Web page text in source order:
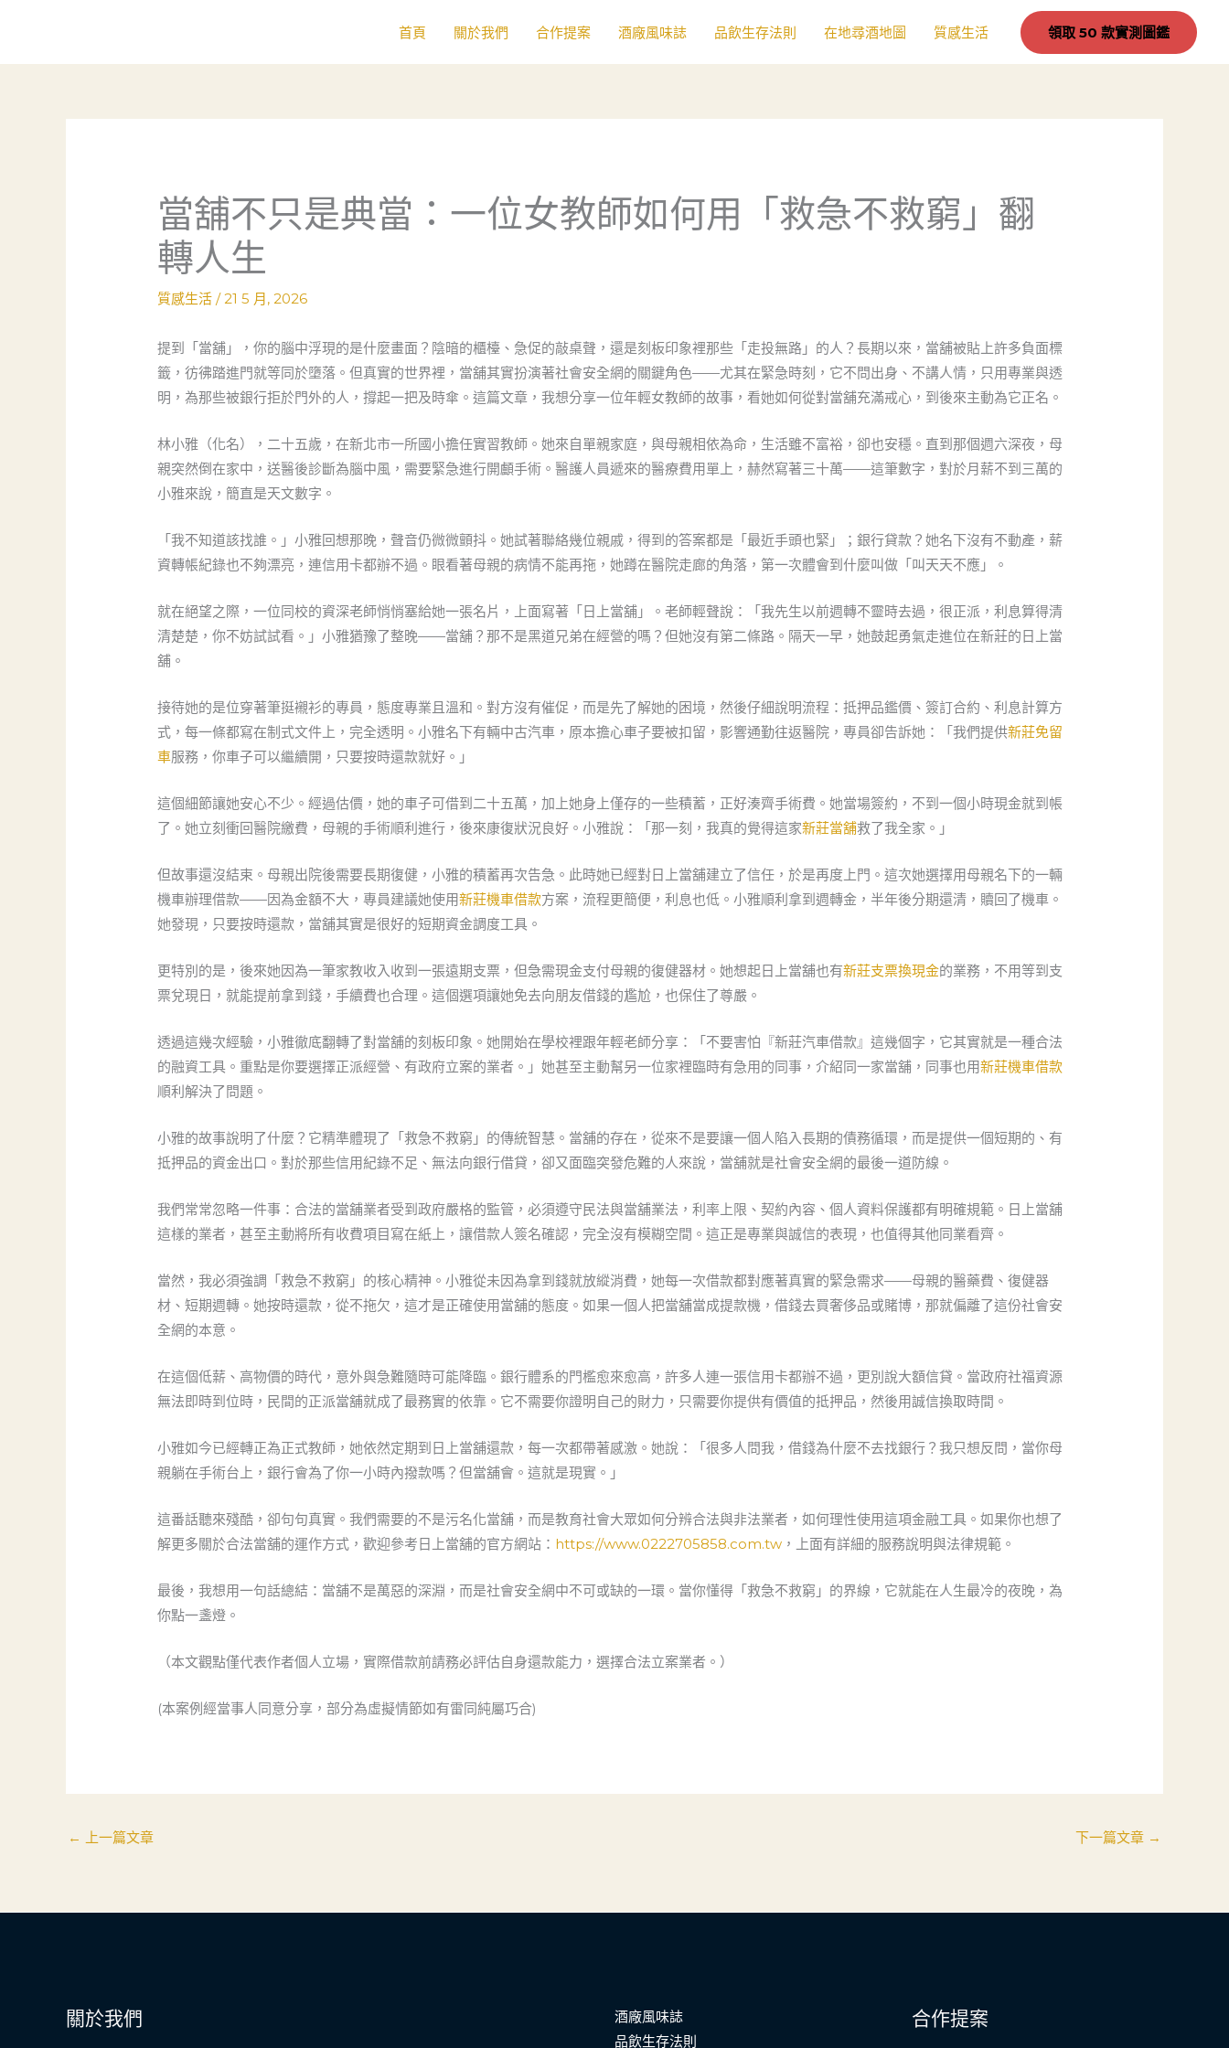
主
首頁 關於我們 合作提案 酒廠風味誌 品飲生存法則 在地尋酒地圖 質感生活 領取 50 款實測圖鑑
當舖不只是典當：一位女教師如何用「救急不救窮」翻
轉人生
質感生活 /21 5 月, 2026
提到「當舖」，你的腦中浮現的是什麼畫面？陰暗的櫃檯、急促的敲桌聲，還是刻板印象裡那些「走投無路」的人？長期以來，當舖被貼上許多負面標
籤，彷彿踏進門就等同於墮落。但真實的世界裡，當舖其實扮演著社會安全網的關鍵角色——尤其在緊急時刻，它不問出身、不講人情，只用專業與透
明，為那些被銀行拒於門外的人，撐起一把及時傘。這篇文章，我想分享一位年輕女教師的故事，看她如何從對當舖充滿戒心，到後來主動為它正名。
林小雅（化名），二十五歲，在新北市一所國小擔任實習教師。她來自單親家庭，與母親相依為命，生活雖不富裕，卻也安穩。直到那個週六深夜，母
親突然倒在家中，送醫後診斷為腦中風，需要緊急進行開顱手術。醫護人員遞來的醫療費用單上，赫然寫著三十萬——這筆數字，對於月薪不到三萬的
小雅來說，簡直是天文數字。
「我不知道該找誰。」小雅回想那晚，聲音仍微微顫抖。她試著聯絡幾位親戚，得到的答案都是「最近手頭也緊」；銀行貸款？她名下沒有不動產，薪
資轉帳紀錄也不夠漂亮，連信用卡都辦不過。眼看著母親的病情不能再拖，她蹲在醫院走廊的角落，第一次體會到什麼叫做「叫天天不應」。
就在絕望之際，一位同校的資深老師悄悄塞給她一張名片，上面寫著「日上當舖」。老師輕聲說：「我先生以前週轉不靈時去過，很正派，利息算得清
清楚楚，你不妨試試看。」小雅猶豫了整晚——當舖？那不是黑道兄弟在經營的嗎？但她沒有第二條路。隔天一早，她鼓起勇氣走進位在新莊的日上當
舖。
接待她的是位穿著筆挺襯衫的專員，態度專業且溫和。對方沒有催促，而是先了解她的困境，然後仔細說明流程：抵押品鑑價、簽訂合約、利息計算方
式，每一條都寫在制式文件上，完全透明。小雅名下有輛中古汽車，原本擔心車子要被扣留，影響通勤往返醫院，專員卻告訴她：「我們提供新莊免留
車服務，你車子可以繼續開，只要按時還款就好。」
這個細節讓她安心不少。經過估價，她的車子可借到二十五萬，加上她身上僅存的一些積蓄，正好湊齊手術費。她當場簽約，不到一個小時現金就到帳
了。她立刻衝回醫院繳費，母親的手術順利進行，後來康復狀況良好。小雅說：「那一刻，我真的覺得這家新莊當舖救了我全家。」
但故事還沒結束。母親出院後需要長期復健，小雅的積蓄再次告急。此時她已經對日上當舖建立了信任，於是再度上門。這次她選擇用母親名下的一輛
機車辦理借款——因為金額不大，專員建議她使用新莊機車借款方案，流程更簡便，利息也低。小雅順利拿到週轉金，半年後分期還清，贖回了機車。
她發現，只要按時還款，當舖其實是很好的短期資金調度工具。
更特別的是，後來她因為一筆家教收入收到一張遠期支票，但急需現金支付母親的復健器材。她想起日上當舖也有新莊支票換現金的業務，不用等到支
票兌現日，就能提前拿到錢，手續費也合理。這個選項讓她免去向朋友借錢的尷尬，也保住了尊嚴。
透過這幾次經驗，小雅徹底翻轉了對當舖的刻板印象。她開始在學校裡跟年輕老師分享：「不要害怕『新莊汽車借款』這幾個字，它其實就是一種合法
的融資工具。重點是你要選擇正派經營、有政府立案的業者。」她甚至主動幫另一位家裡臨時有急用的同事，介紹同一家當舖，同事也用新莊機車借款
順利解決了問題。
小雅的故事說明了什麼？它精準體現了「救急不救窮」的傳統智慧。當舖的存在，從來不是要讓一個人陷入長期的債務循環，而是提供一個短期的、有
抵押品的資金出口。對於那些信用紀錄不足、無法向銀行借貸，卻又面臨突發危難的人來說，當舖就是社會安全網的最後一道防線。
我們常常忽略一件事：合法的當舖業者受到政府嚴格的監管，必須遵守民法與當舖業法，利率上限、契約內容、個人資料保護都有明確規範。日上當舖
這樣的業者，甚至主動將所有收費項目寫在紙上，讓借款人簽名確認，完全沒有模糊空間。這正是專業與誠信的表現，也值得其他同業看齊。
當然，我必須強調「救急不救窮」的核心精神。小雅從未因為拿到錢就放縱消費，她每一次借款都對應著真實的緊急需求——母親的醫藥費、復健器
材、短期週轉。她按時還款，從不拖欠，這才是正確使用當舖的態度。如果一個人把當舖當成提款機，借錢去買奢侈品或賭博，那就偏離了這份社會安
全網的本意。
在這個低薪、高物價的時代，意外與急難隨時可能降臨。銀行體系的門檻愈來愈高，許多人連一張信用卡都辦不過，更別說大額信貸。當政府社福資源
無法即時到位時，民間的正派當舖就成了最務實的依靠。它不需要你證明自己的財力，只需要你提供有價值的抵押品，然後用誠信換取時間。
小雅如今已經轉正為正式教師，她依然定期到日上當舖還款，每一次都帶著感激。她說：「很多人問我，借錢為什麼不去找銀行？我只想反問，當你母
親躺在手術台上，銀行會為了你一小時內撥款嗎？但當舖會。這就是現實。」
這番話聽來殘酷，卻句句真實。我們需要的不是污名化當舖，而是教育社會大眾如何分辨合法與非法業者，如何理性使用這項金融工具。如果你也想了
解更多關於合法當舖的運作方式，歡迎參考日上當舖的官方網站： https://www.0222705858.com.tw ，上面有詳細的服務說明與法律規範。
最後，我想用一句話總結：當舖不是萬惡的深淵，而是社會安全網中不可或缺的一環。當你懂得「救急不救窮」的界線，它就能在人生最冷的夜晚，為
你點一盞燈。
（本文觀點僅代表作者個人立場，實際借款前請務必評估自身還款能力，選擇合法立案業者。）
(本案例經當事人同意分享，部分為虛擬情節如有雷同純屬巧合)
← 上一篇文章 下一篇文章 →
關於我們
酒廠風味誌
品飲生存法則
合作提案